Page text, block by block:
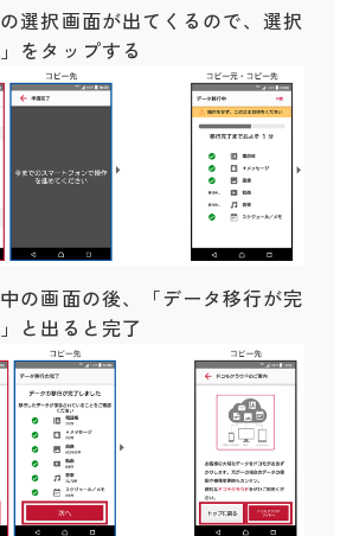
選択画面が出てくるので、選択
をタップする
の画面の後、「データ移行が完
と出ると完了